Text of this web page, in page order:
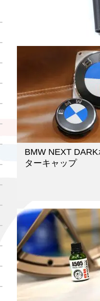
BMW NEXT
ターキャップ